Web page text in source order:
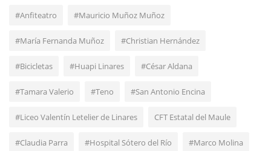
#Anfiteatro #Mauricio Muñoz Muñoz
#María Fernanda Muñoz #Christian Hernández
#Bicicletas #Huapi Linares #César Aldana
#Tamara Valerio #Teno #San Antonio Encina
#Liceo Valentín Letelier de Linares CFT Estatal del Maule
#Claudia Parra #Hospital Sótero del Río #Marco Molina